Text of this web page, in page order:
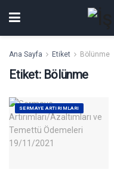
Ana Sayfa Etiket Bölünme
Etiket: Bölünme
SERMAYE ARTIRIMLARI